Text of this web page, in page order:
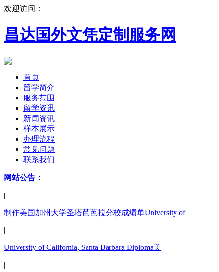
欢迎访问：
昌达国外文凭定制服务网
首页
留学简介
服务范围
留学资讯
新闻资讯
样本展示
办理流程
常见问题
联系我们
网站公告：
|
制作美国加州大学圣塔芭芭拉分校成绩单University of
|
University of California, Santa Barbara Diploma美
|